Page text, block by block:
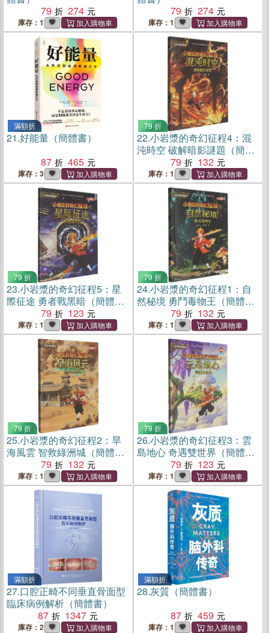
79
274
庫存：1
79
274
庫存：1
滿額折
21.好能量（簡體書）
87
465
庫存：3
79 折
22.小岩漿的奇幻征程4：混
沌時空 破解暗影謎題（簡體
79 132
庫存：1
79 折
23.小岩漿的奇幻征程5：星
際征途 勇者戰黑暗（簡體
79 123
庫存：1
79 折
24.小岩漿的奇幻征程1：自
然秘境 勇鬥毒物王（簡體
79 132
庫存：1
79 折
25.小岩漿的奇幻征程2：旱
海風雲 智救綠洲城（簡體
79 132
庫存：1
79 折
26.小岩漿的奇幻征程3：雲
島地心 奇遇雙世界（簡體
79 123
庫存：1
滿額折
27.口腔正畸不同垂直骨面型
臨床病例解析（簡體書）
87
1347
庫存：2
滿額折
28.灰質（簡體書）
87
459
庫存：1